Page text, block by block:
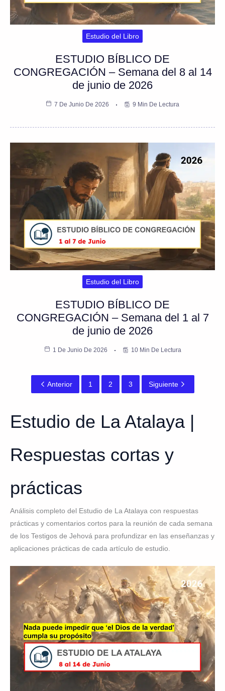
Estudio del Libro
ESTUDIO BÍBLICO DE
CONGREGACIÓN – Semana del 8 al 14
de junio de 2026
7 De Junio De 2026 9 Min De Lectura
Estudio del Libro
ESTUDIO BÍBLICO DE
CONGREGACIÓN – Semana del 1 al 7
de junio de 2026
1 De Junio De 2026 10 Min De Lectura
Anterior 1 2 3 Siguiente
Estudio de La Atalaya |
Respuestas cortas y
prácticas
Análisis completo del Estudio de La Atalaya con respuestas
prácticas y comentarios cortos para la reunión de cada semana
de los Testigos de Jehová para profundizar en las enseñanzas y
aplicaciones prácticas de cada artículo de estudio.